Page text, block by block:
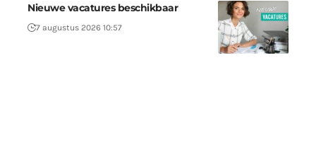
Nieuwe vacatures beschikbaar
7 augustus 2026 10:57